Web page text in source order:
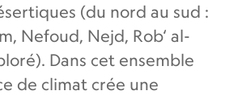
(du nord au sud :
Nefoud, Nejd, Rob‘ al-
Dans cet ensemble
de climat crée une